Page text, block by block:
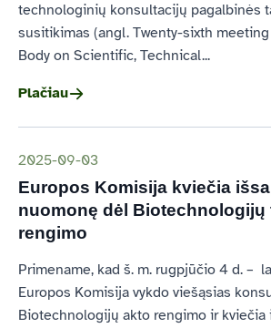
technologinių konsultacijų pagalbinės
susitikimas (angl. Twenty-sixth
Body on Scientific, Technical...
Plačiau
2025-09-03
Europos Komisija kviečia
nuomonę dėl Biotechnologijų
rengimo
Primename, kad š. m. rugpjūčio 4 d. –
Europos Komisija vykdo viešąsias
Biotechnologijų akto rengimo ir